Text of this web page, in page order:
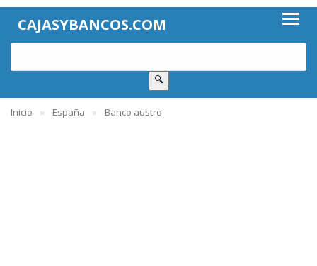
CAJASYBANCOS.COM
🔍
Inicio España Banco austro